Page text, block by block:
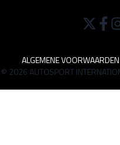
ALGEMENE VOORWAARDEN
© 2026 AUTOSPORT